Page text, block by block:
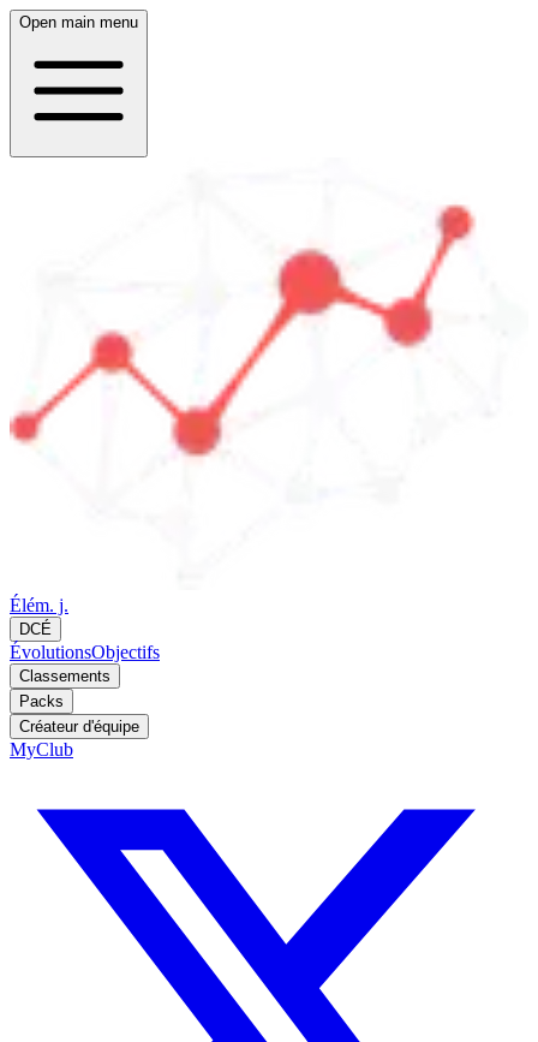
Open main menu
Élém. j.
DCÉ
ÉvolutionsObjectifs
Classements
Packs
Créateur d'équipe
MyClub